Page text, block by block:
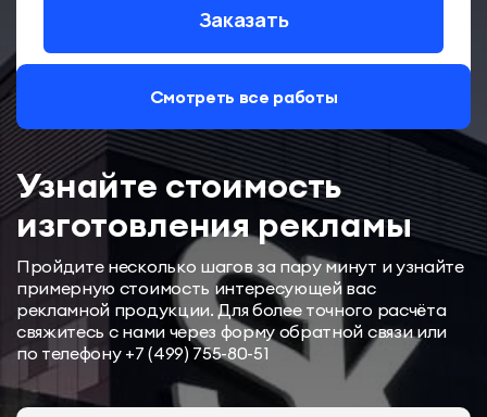
Заказать
Смотреть все работы
Узнайте стоимость
изготовления рекламы
Пройдите несколько шагов за пару минут и узнайте
примерную стоимость интересующей вас
рекламной продукции. Для более точного расчёта
свяжитесь с нами через форму обратной связи или
по телефону +7 (499) 755-80-51